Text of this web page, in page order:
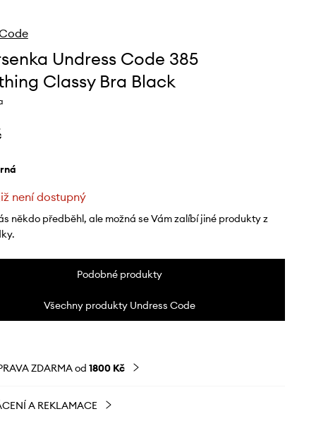
Undress Code 385
Classy Bra Black
není dostupný
někdo předběhl, ale možná se Vám zalíbí jiné produkty z
Podobné produkty
Všechny produkty Undress Code
ZDARMA od 1800 Kč
A REKLAMACE